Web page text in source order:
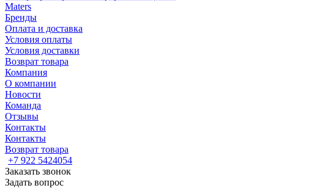
Maters
Бренды
Оплата и доставка
Условия оплаты
Условия доставки
Возврат товара
Компания
О компании
Новости
Команда
Отзывы
Контакты
Контакты
Возврат товара
+7 922 5424054
Заказать звонок
Задать вопрос